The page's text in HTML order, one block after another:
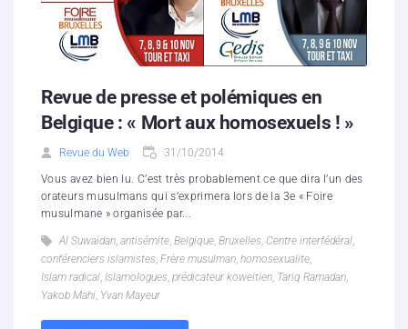
Contacts
Hébergement solidaire
Revue de presse et polémiques en
Belgique : « Mort aux homosexuels ! »
Revue du Web 31/10/2014
Vous avez bien lu. C’est très probablement ce que dira l’un des
orateurs musulmans qui s’exprimera lors de la 3e « Foire
musulmane » organisée par...
Al Suwaidan, antisémite, Belgique, Bruxelles, Centre interfédéral,
conférenciers islamistes, Frère musulman, homosexualite,
Islam radical, Islamologues, prédicateur koweitien, Tariq Ramadan,
Yakob Mahi, Yvan Mayeur